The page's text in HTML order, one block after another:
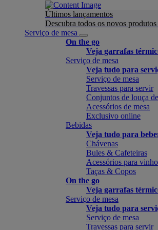
Últimos lançamentos
Descubra todos os novos
Serviço de mesa
On the go
Veja garrafas
Serviço de mesa
Veja tudo para
Serviço de mesa
Travessas para servir
Conjuntos de louça
Acessórios de mesa
Exclusivo online
Bebidas
Veja tudo para
Chávenas
Bules & Cafeteiras
Acessórios para vinho
Taças & Copos
On the go
Veja garrafas
Serviço de mesa
Veja tudo para
Serviço de mesa
Travessas para servir